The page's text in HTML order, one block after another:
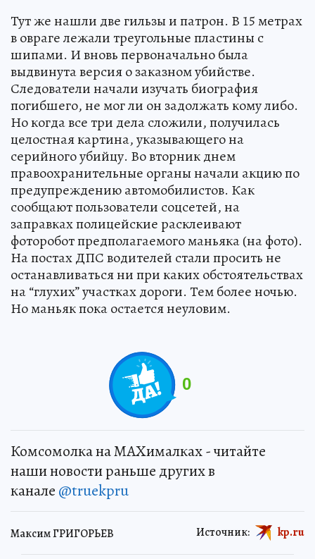
Тут же нашли две гильзы и патрон. В 15 метрах
в овраге лежали треугольные пластины с
шипами. И вновь первоначально была
выдвинута версия о заказном убийстве.
Следователи начали изучать биография
погибшего, не мог ли он задолжать кому либо.
Но когда все три дела сложили, получилась
целостная картина, указывающего на
серийного убийцу. Во вторник днем
правоохранительные органы начали акцию по
предупреждению автомобилистов. Как
сообщают пользователи соцсетей, на
заправках полицейские расклеивают
фоторобот предполагаемого маньяка (на фото).
На постах ДПС водителей стали просить не
останавливаться ни при каких обстоятельствах
на “глухих” участках дороги. Тем более ночью.
Но маньяк пока остается неуловим.
0
Комсомолка на MAXималках - читайте
наши новости раньше других в
канале @truekpru
Максим ГРИГОРЬЕВ Источник: kp.ru